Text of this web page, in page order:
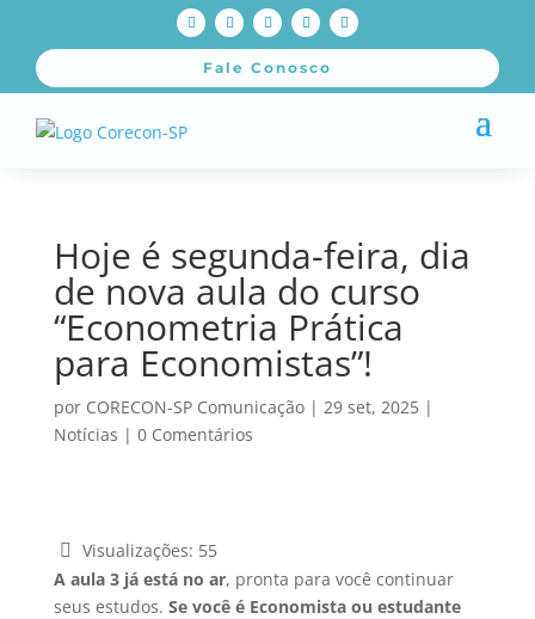
Fale Conosco
Hoje é segunda-feira, dia
de nova aula do curso
“Econometria Prática
para Economistas”!
por CORECON-SP Comunicação| 29 set, 2025|
Notícias | 0 Comentários
Visualizações: 55
A aula 3 já está no ar, pronta para você continuar
seus estudos. Se você é Economista ou estudante